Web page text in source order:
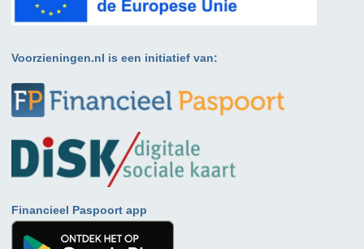
Voorzieningen.nl is een initiatief van:
Financieel Paspoort app